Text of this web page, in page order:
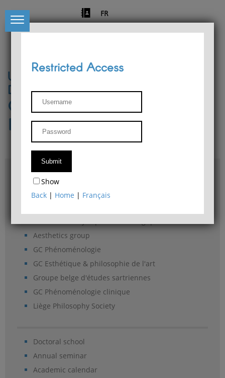
FR
University of Liège
Départment of Philosophy
Center for Phenomenological
Research
Access & maps
Philosophy Department Library
Aesthetics group
GC Phénoménologie
GC Esthétique & philosophie de l'art
Groupe belge d'études sartriennes
GC Phénoménologie clinique
Liège Philosophy Society
Doctoral school
Annual seminar
Academic calendar
Restricted Access
Show
Back | Home | Français